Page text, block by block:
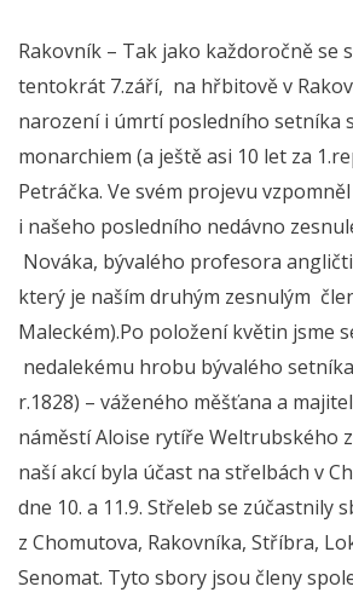
Rakovník – Tak jako každoročně se
tentokrát 7.září, na hřbitově v
narození i úmrtí posledního setníka
monarchiem (a ještě asi 10 let za
Petráčka. Ve svém projevu
i našeho posledního nedávno
Nováka, bývalého profesora
který je naším druhým zesnulým
Maleckém).Po položení květin jsme
nedalekému hrobu bývalého
r.1828) – váženého měšťana a
náměstí Aloise rytíře Weltrubského
naší akcí byla účast na střelbách v
dne 10. a 11.9. Střeleb se zúčastnily
z Chomutova, Rakovníka, Stříbra,
Senomat. Tyto sbory jsou členy